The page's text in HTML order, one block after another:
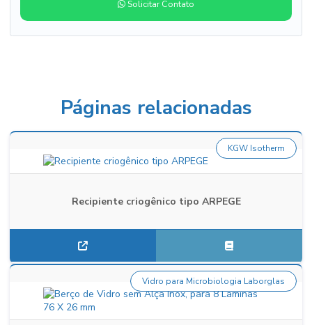
Solicitar Contato
Páginas relacionadas
Recipiente criogênico tipo ARPEGE
KGW Isotherm
Vidro para Microbiologia Laborglas